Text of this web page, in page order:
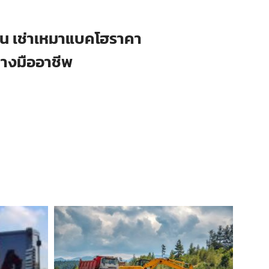
เช่าเหมาแบคโฮราคา
งมืออาชีพ